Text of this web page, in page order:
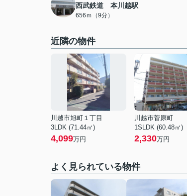
西武鉄道 本川越駅
656ｍ（9分）
近隣の物件
川越市旭町１丁目
3LDK (71.44㎡)
4,099万円
川越市菅原町
1SLDK (60.48㎡)
2,330万円
よく見られている物件